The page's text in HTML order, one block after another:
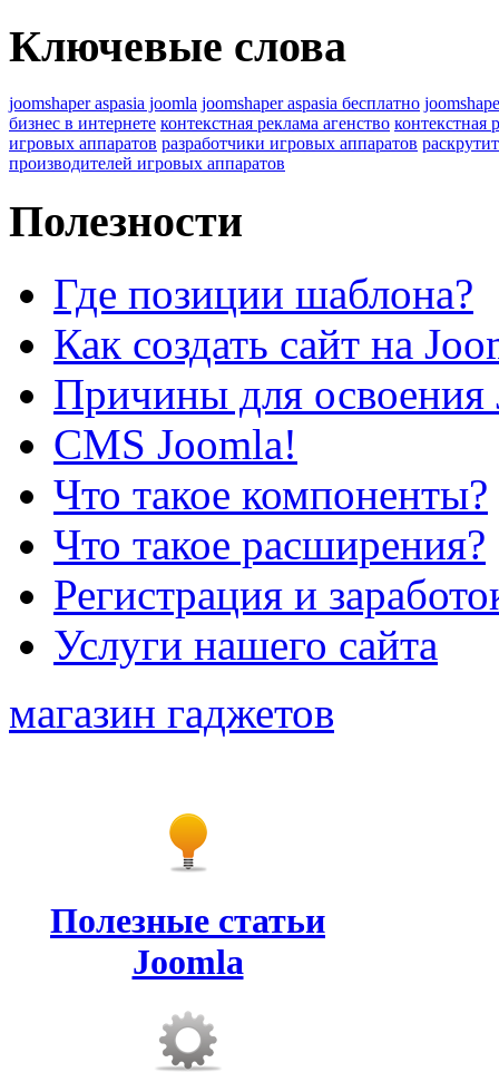
Ключевые слова
joomshaper aspasia joomla joomshaper aspasia бесплатно
бизнес в интернете контекстная реклама агенство контекстная
игровых аппаратов разработчики игровых аппаратов
производителей игровых аппаратов
Полезности
Где позиции шаблона?
Как создать сайт на
Причины для освоения
CMS Joomla!
Что такое компоненты?
Что такое расширения?
Регистрация и
Услуги нашего сайта
магазин гаджетов
Полезные статьи
Joomla